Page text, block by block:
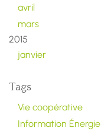
avril
mars
2015
janvier
Tags
Vie coopérative
Information Énergie